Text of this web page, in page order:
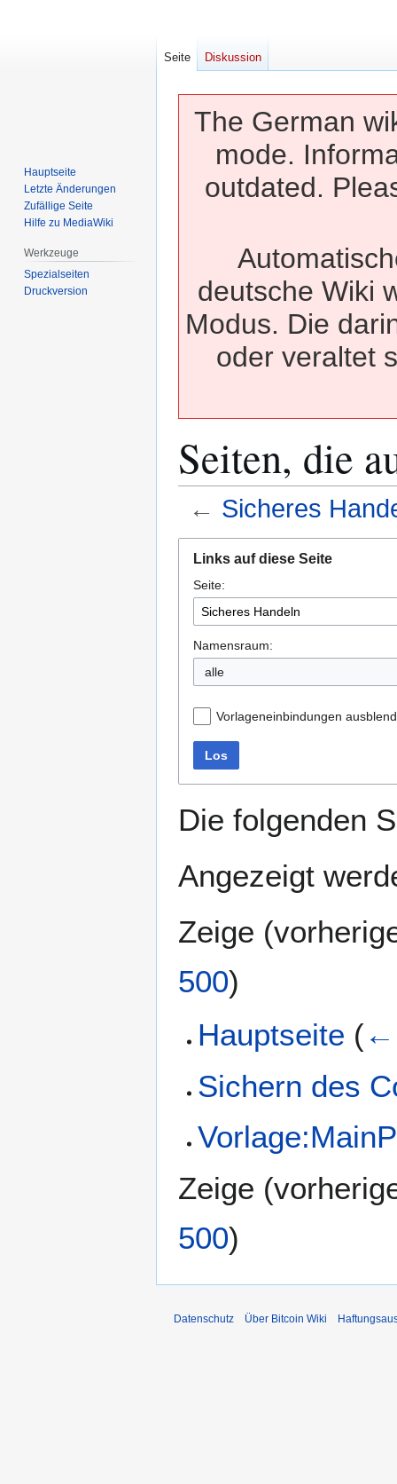
The German
mode.
outdated.
deutsche Wiki
Modus. Die
oder veraltet
Seiten, die
← Sicheres
Navigation
springen
Suche
springen
Links auf diese Seite
Seite:
Namensraum:
alle
Vorlageneinbindungen
Los
Die folgenden
Angezeigt
Zeige (
500)
Hauptseite (←
Sichern des
Zeige (
500)
Seite Diskussion
Hauptseite
Letzte Änderungen
Zufällige Seite
Hilfe zu MediaWiki
Werkzeuge
Spezialseiten
Druckversion
Datenschutz Über Bitcoin Wiki